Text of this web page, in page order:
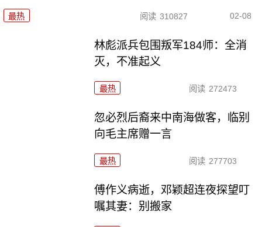
最热 阅读 310827 02-08
林彪派兵包围叛军184师：全消
灭，不准起义
最热 阅读 272473
忽必烈后裔来中南海做客，临别
向毛主席赠一言
最热 阅读 277703
傅作义病逝，邓颖超连夜探望叮
嘱其妻：别搬家